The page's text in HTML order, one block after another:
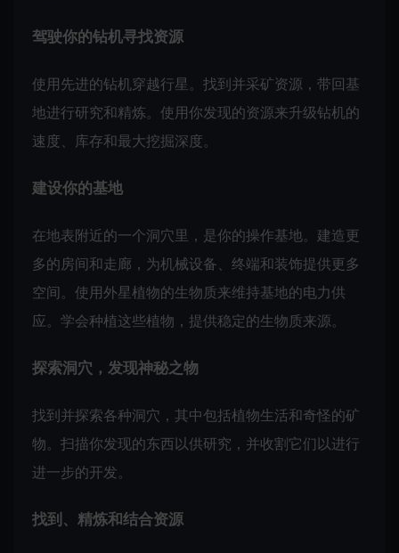
驾驶你的钻机寻找资源
使用先进的钻机穿越行星。找到并采矿资源，带回基
地进行研究和精炼。使用你发现的资源来升级钻机的
速度、库存和最大挖掘深度。
建设你的基地
在地表附近的一个洞穴里，是你的操作基地。建造更
多的房间和走廊，为机械设备、终端和装饰提供更多
空间。使用外星植物的生物质来维持基地的电力供
应。学会种植这些植物，提供稳定的生物质来源。
探索洞穴，发现神秘之物
找到并探索各种洞穴，其中包括植物生活和奇怪的矿
物。扫描你发现的东西以供研究，并收割它们以进行
进一步的开发。
找到、精炼和结合资源